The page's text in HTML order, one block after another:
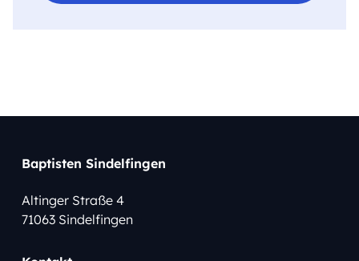
Baptisten Sindelfingen
Altinger Straße 4
71063 Sindelfingen